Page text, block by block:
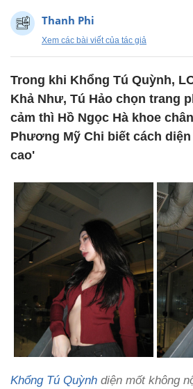
Thanh Phi
Xem các bài viết của tác giả
Trong khi Khổng Tú Quỳnh,
Khả Như, Tú Hảo chọn trang
cảm thì Hồ Ngọc Hà khoe
Phương Mỹ Chi biết cách
cao'
Khổng Tú Quỳnh diện mốt không